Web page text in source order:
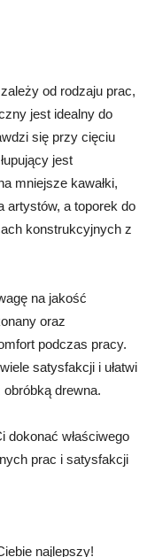
od rodzaju prac,
jest idealny do
się przy cięciu
jest
mniejsze kawałki,
artystów, a toporek do
konstrukcyjnych z
na jakość
oraz
podczas pracy.
satysfakcji i ułatwi
drewna.
dokonać właściwego
prac i satysfakcji
najlepszy!